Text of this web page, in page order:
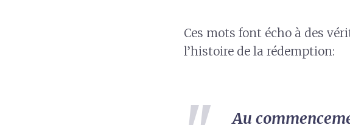
Ces mots font écho à des
l’histoire de la rédemption:
Au